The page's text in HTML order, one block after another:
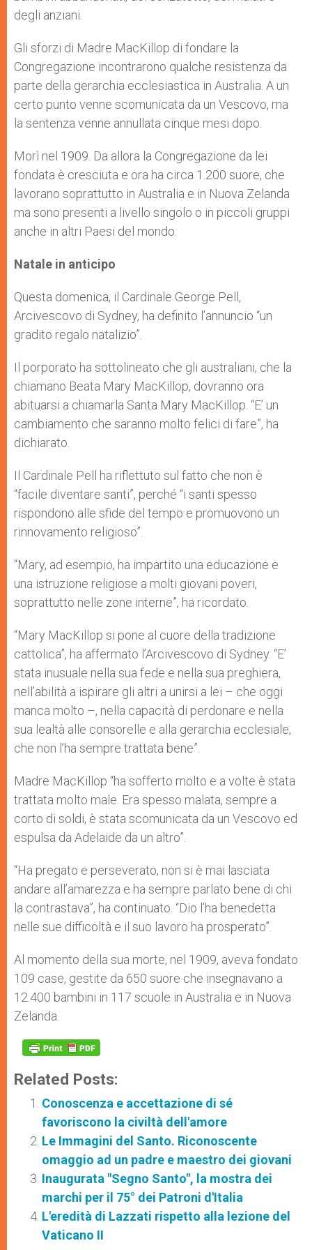
degli anziani.
Gli sforzi di Madre MacKillop di fondare la
Congregazione incontrarono qualche resistenza da
parte della gerarchia ecclesiastica in Australia. A un
certo punto venne scomunicata da un Vescovo, ma
la sentenza venne annullata cinque mesi dopo.
Morì nel 1909. Da allora la Congregazione da lei
fondata è cresciuta e ora ha circa 1.200 suore, che
lavorano soprattutto in Australia e in Nuova Zelanda
ma sono presenti a livello singolo o in piccoli gruppi
anche in altri Paesi del mondo.
Natale in anticipo
Questa domenica, il Cardinale George Pell,
Arcivescovo di Sydney, ha definito l’annuncio “un
gradito regalo natalizio”.
Il porporato ha sottolineato che gli australiani, che la
chiamano Beata Mary MacKillop, dovranno ora
abituarsi a chiamarla Santa Mary MacKillop. “E’ un
cambiamento che saranno molto felici di fare”, ha
dichiarato.
Il Cardinale Pell ha riflettuto sul fatto che non è
“facile diventare santi”, perché “i santi spesso
rispondono alle sfide del tempo e promuovono un
rinnovamento religioso”.
“Mary, ad esempio, ha impartito una educazione e
una istruzione religiose a molti giovani poveri,
soprattutto nelle zone interne”, ha ricordato.
“Mary MacKillop si pone al cuore della tradizione
cattolica”, ha affermato l’Arcivescovo di Sydney. “E’
stata inusuale nella sua fede e nella sua preghiera,
nell’abilità a ispirare gli altri a unirsi a lei – che oggi
manca molto –, nella capacità di perdonare e nella
sua lealtà alle consorelle e alla gerarchia ecclesiale,
che non l’ha sempre trattata bene”.
Madre MacKillop “ha sofferto molto e a volte è stata
trattata molto male. Era spesso malata, sempre a
corto di soldi, è stata scomunicata da un Vescovo ed
espulsa da Adelaide da un altro”.
“Ha pregato e perseverato, non si è mai lasciata
andare all’amarezza e ha sempre parlato bene di chi
la contrastava”, ha continuato. “Dio l’ha benedetta
nelle sue difficoltà e il suo lavoro ha prosperato”.
Al momento della sua morte, nel 1909, aveva fondato
109 case, gestite da 650 suore che insegnavano a
12.400 bambini in 117 scuole in Australia e in Nuova
Zelanda.
Related Posts:
Conoscenza e accettazione di sé
favoriscono la civiltà dell'amore
Le Immagini del Santo. Riconoscente
omaggio ad un padre e maestro dei giovani
Inaugurata "Segno Santo", la mostra dei
marchi per il 75° dei Patroni d'Italia
L'eredità di Lazzati rispetto alla lezione del
Vaticano II